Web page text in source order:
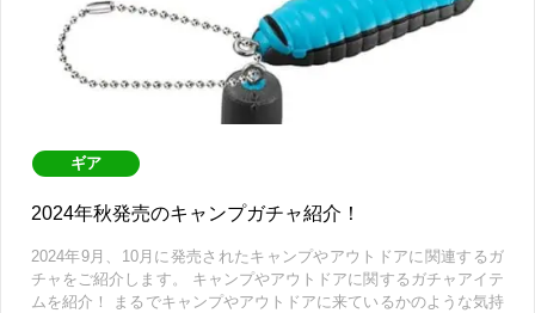
ギア
2024年秋発売のキャンプガチャ紹介！
2024年9月、10月に発売されたキャンプやアウトドアに関連するガ
チャをご紹介します。 キャンプやアウトドアに関するガチャアイテ
ムを紹介！ まるでキャンプやアウトドアに来ているかのような気持